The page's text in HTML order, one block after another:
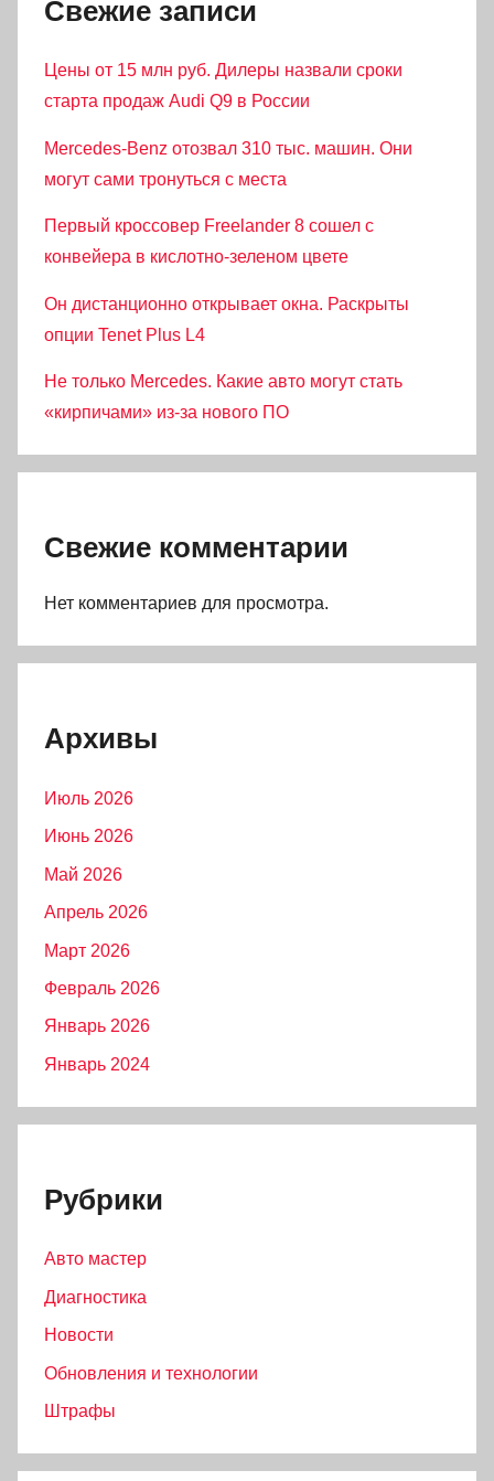
Свежие записи
Цены от 15 млн руб. Дилеры назвали сроки
старта продаж Audi Q9 в России
Mercedes-Benz отозвал 310 тыс. машин. Они
могут сами тронуться с места
Первый кроссовер Freelander 8 сошел с
конвейера в кислотно-зеленом цвете
Он дистанционно открывает окна. Раскрыты
опции Tenet Plus L4
Не только Mercedes. Какие авто могут стать
«кирпичами» из-за нового ПО
Свежие комментарии
Нет комментариев для просмотра.
Архивы
Июль 2026
Июнь 2026
Май 2026
Апрель 2026
Март 2026
Февраль 2026
Январь 2026
Январь 2024
Рубрики
Авто мастер
Диагностика
Новости
Обновления и технологии
Штрафы